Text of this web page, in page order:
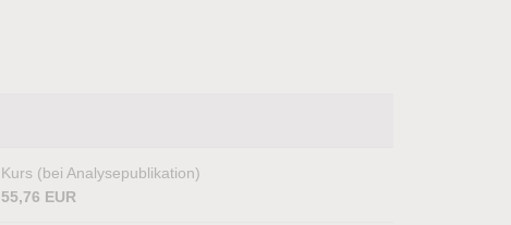
Kurs (bei Analysepublikation)
55,76 EUR